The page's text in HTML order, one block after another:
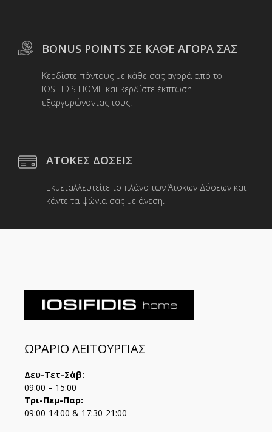
BONUS POINTS ΣΕ ΚΑΘΕ ΑΓΟΡΑ ΣΑΣ
Κερδίστε πόντους με κάθε σας αγορά από το
IOSIFIDIS HOME και κερδίστε έκπτωση
εξαργυρώνοντας τους.
ΑΤΟΚΕΣ ΔΟΣΕΙΣ
Εκμεταλλευτείτε το πλάνο των Άτοκων Δόσεων και
κάντε τα ψώνια σας με άνεση.
ΩΡΑΡΙΟ ΛΕΙΤΟΥΡΓΙΑΣ
Δευ-Τετ-Σάβ:
09:00 – 15:00
Τρι-Πεμ-Παρ:
09:00-14:00 & 17:30-21:00